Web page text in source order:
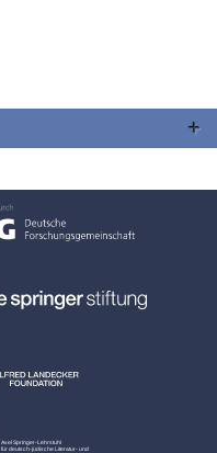
Axel Springer-Lehrstuhl
für deutsch-jüdische Literatur- und